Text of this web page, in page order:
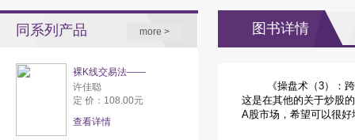
同系列产品 more >
裸K线交易法——
许佳聪
定 价：108.00元
查看详情
图书详情
《操盘术（3）：跨越
这是在其他的关于炒股
A股市场，希望可以很